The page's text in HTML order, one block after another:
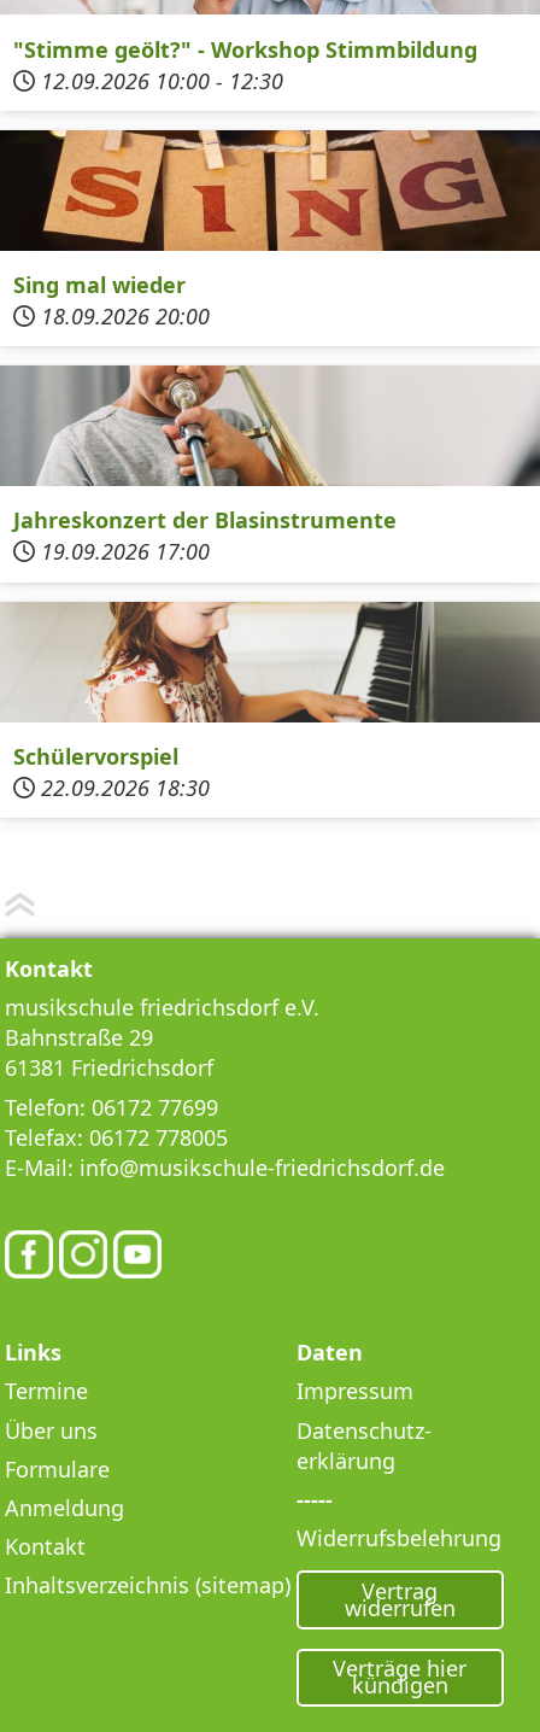
"Stimme geölt?" - Workshop Stimmbildung
12.09.2026 10:00 - 12:30
Sing mal wieder
18.09.2026 20:00
Jahreskonzert der Blasinstrumente
19.09.2026 17:00
Schülervorspiel
22.09.2026 18:30
Kontakt
musikschule friedrichsdorf e.V.
Bahnstraße 29
61381 Friedrichsdorf
Telefon:06172 77699
Telefax:06172 778005
E-Mail: info@musikschule-friedrichsdorf.de
Links
Termine
Über uns
Formulare
Anmeldung
Kontakt
Inhaltsverzeichnis (sitemap)
Daten
Impressum
Datenschutz­
erklärung
-----
Widerrufsbelehrung
Vertrag
widerrufen
Verträge hier
kündigen